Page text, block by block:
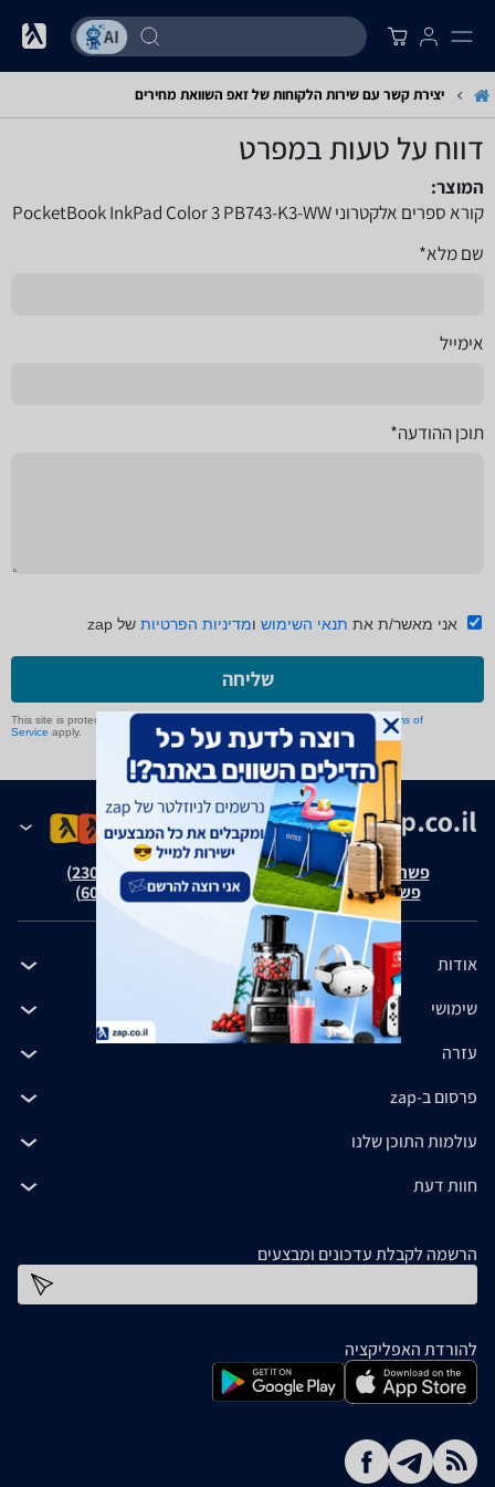
יצירת קשר עם שירות הלקוחות של זאפ השוואת מחירים
דווח על טעות במפרט
המוצר:
קורא ספרים אלקטרוני PocketBook InkPad Color 3 PB743-K3-WW
שם מלא*
אימייל
תוכן ההודעה*
אני מאשר/ת את תנאי השימוש ומדיניות הפרטיות של zap
שליחה
This site is protected by reCAPTCHA and the Google and Terms of
Service apply.
פשרה בת"צ אבנצ'יק נ' זאפ גרופ (ת"צ 23008-08-20)
פשרה בת"צ כהנים נ' זאפ גרופ (ת"צ 60371-12-19)
אודות
שימושי
עזרה
פרסום ב-zap
עולמות התוכן שלנו
חוות דעת
הרשמה לקבלת עדכונים ומבצעים
להורדת האפליקציה